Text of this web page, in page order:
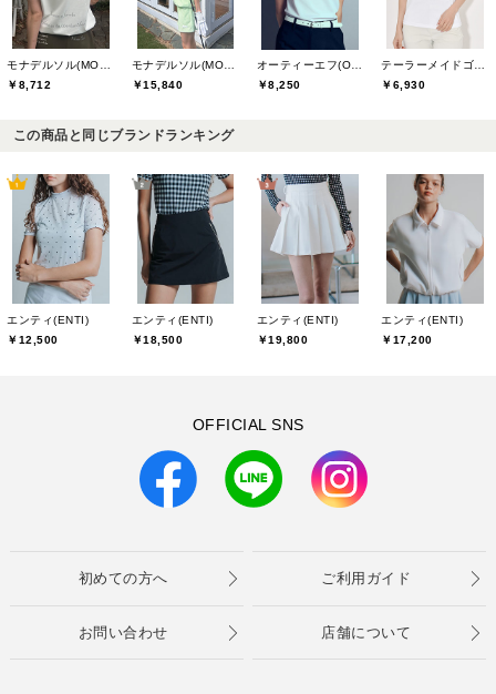
￥8,712
￥15,840
オーティーエフ(O.T.F)
￥8,250
￥6,930
この商品と同じブランドランキング
エンティ(ENTI)
￥12,500
エンティ(ENTI)
￥18,500
エンティ(ENTI)
￥19,800
エンティ(ENTI)
￥17,200
OFFICIAL SNS
初めての方へ ご利用ガイド
お問い合わせ 店舗について